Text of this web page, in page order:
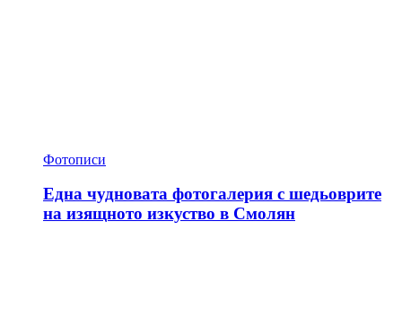
Фотописи
Една чудновата фотогалерия с шедьоврите
на изящното изкуство в Смолян